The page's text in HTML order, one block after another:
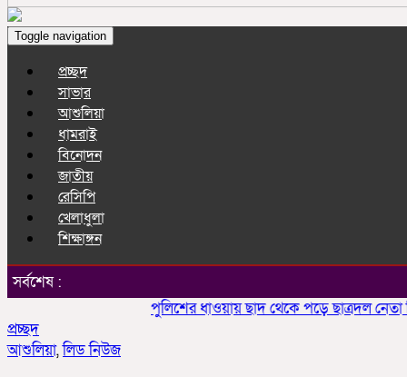
Toggle navigation
প্রচ্ছদ
সাভার
আশুলিয়া
ধামরাই
বিনোদন
জাতীয়
রেসিপি
খেলাধুলা
শিক্ষাঙ্গন
সর্বশেষ :
পুলিশের ধাওয়ায় ছাদ থেকে পড়ে ছাত্রদল নেতা
প্রচ্ছদ
আশুলিয়া,লিড নিউজ